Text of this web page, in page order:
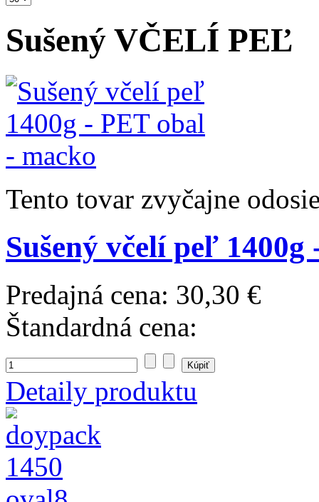
Sušený VČELÍ PEĽ
Tento tovar zvyčajne
Sušený včelí peľ
Predajná cena: 30,30 €
Štandardná cena:
Detaily produktu